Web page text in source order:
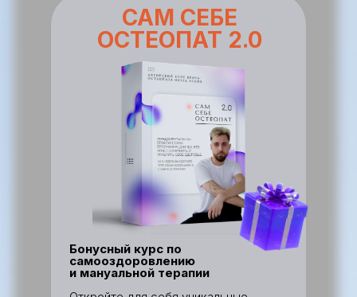
Бонусный курс по
самооздоровлению
и мануальной терапии
САМ СЕБЕ
ОСТЕОПАТ 2.0